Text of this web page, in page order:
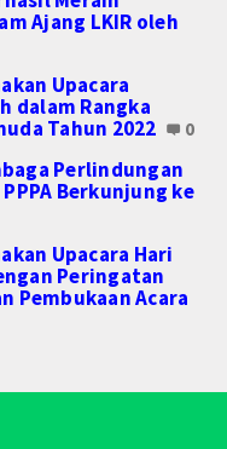
Ajang LKIR oleh
Upacara
dalam Rangka
Tahun 2022
0
Perlindungan
Berkunjung ke
Upacara Hari
Peringatan
Pembukaan Acara